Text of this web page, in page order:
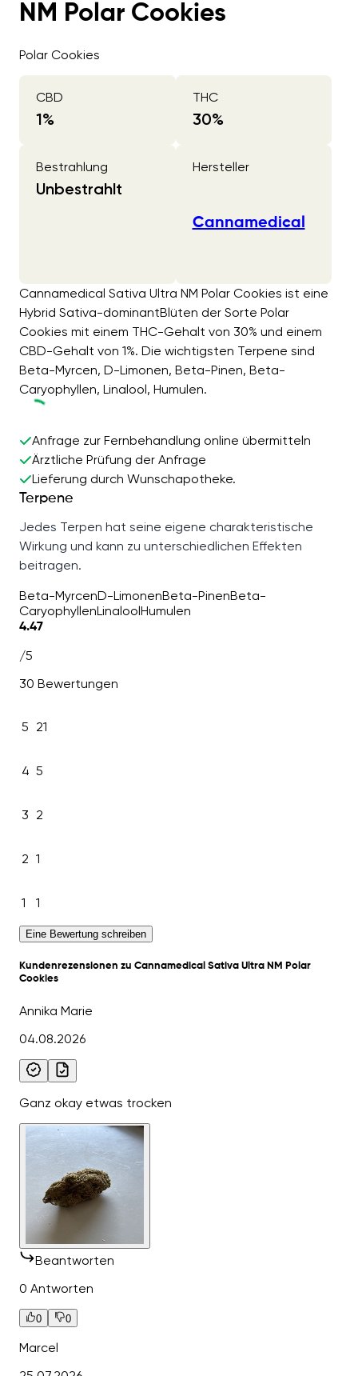
NM Polar Cookies
Polar Cookies
CBD
1%
THC
30%
Bestrahlung
Unbestrahlt
Hersteller
Cannamedical
Cannamedical Sativa Ultra NM Polar Cookies ist eine
Hybrid Sativa-dominantBlüten der Sorte Polar
Cookies mit einem THC-Gehalt von 30% und einem
CBD-Gehalt von 1%. Die wichtigsten Terpene sind
Beta-Myrcen, D-Limonen, Beta-Pinen, Beta-
Caryophyllen, Linalool, Humulen.
Anfrage zur Fernbehandlung online übermitteln
Ärztliche Prüfung der Anfrage
Lieferung durch Wunschapotheke.
Terpene
Jedes Terpen hat seine eigene charakteristische
Wirkung und kann zu unterschiedlichen Effekten
beitragen.
Beta-MyrcenD-LimonenBeta-PinenBeta-
CaryophyllenLinaloolHumulen
4.47
/5
30 Bewertungen
5 21
4 5
3 2
2 1
1 1
Eine Bewertung schreiben
Kundenrezensionen zu Cannamedical Sativa Ultra NM Polar
Cookies
Annika Marie
04.08.2026
Ganz okay etwas trocken
Beantworten
0 Antworten
0 0
Marcel